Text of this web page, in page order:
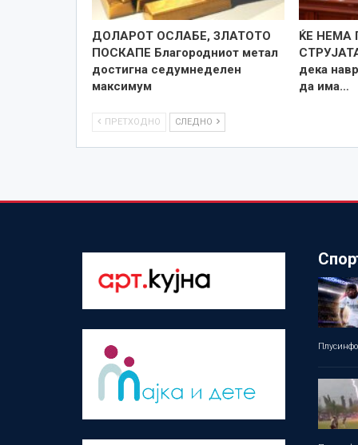
ДОЛАРОТ ОСЛАБЕ, ЗЛАТОТО
ПОСКАПЕ Благородниот метал
достигна седумнеделен
максимум
ЌЕ НЕМА
дека
да има…
ПРЕТХОДНО СЛЕДНО